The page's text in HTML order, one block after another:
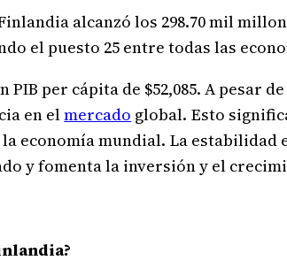
alcanzó los 298.70 mil
el puesto 25 entre todas las
PIB per cápita de $52,085. A pesar
en elmercado global. Esto
economía mundial. La
y fomenta la inversión y el